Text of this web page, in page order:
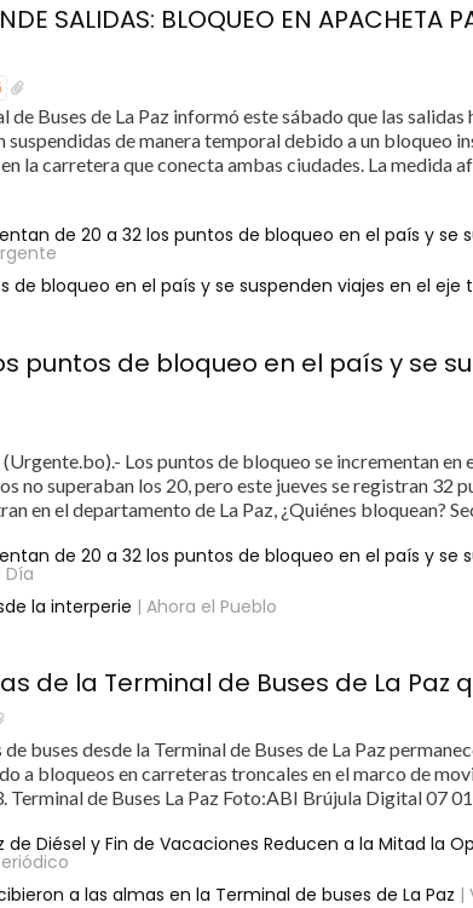
SALIDAS: BLOQUEO EN APACHETA
de Buses de La Paz informó este sábado que las
suspendidas de manera temporal debido a un bloqueo
la carretera que conecta ambas ciudades. La medida
de 20 a 32 los puntos de bloqueo en el país y se
de bloqueo en el país y se suspenden viajes en el eje
puntos de bloqueo en el país y se
Los puntos de bloqueo se incrementan en
no superaban los 20, pero este jueves se registran 32
en el departamento de La Paz, ¿Quiénes bloquean?
de 20 a 32 los puntos de bloqueo en el país y se
Día
la interperie | Ahora el Pueblo
de la Terminal de Buses de La Paz
de buses desde la Terminal de Buses de La Paz
a bloqueos en carreteras troncales en el marco de
Terminal de Buses La Paz Foto:ABI Brújula Digital 07
de Diésel y Fin de Vacaciones Reducen a la Mitad la
a las almas en la Terminal de buses de La Paz |